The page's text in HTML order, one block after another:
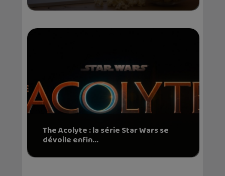
The Acolyte : la série Star Wars se
dévoile enfin...